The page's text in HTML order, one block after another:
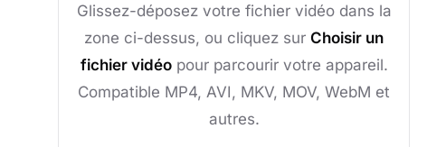
Glissez-déposez votre fichier vidéo dans la
zone ci-dessus, ou cliquez surChoisir un
fichier vidéopour parcourir votre appareil.
Compatible MP4, AVI, MKV, MOV, WebM et
autres.